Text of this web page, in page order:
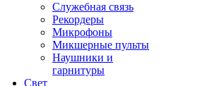
Служебная связь
Рекордеры
Микрофоны
Микшерные пульты
Наушники и
гарнитуры
Свет